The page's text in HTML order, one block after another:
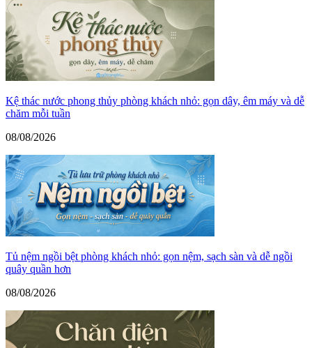
Kệ thác nước phong thủy phòng khách nhỏ: gọn dây, êm máy và dễ
chăm mỗi tuần
08/08/2026
Tủ nệm ngồi bệt phòng khách nhỏ: gọn nệm, sạch sàn và dễ ngồi
quây quần hơn
08/08/2026